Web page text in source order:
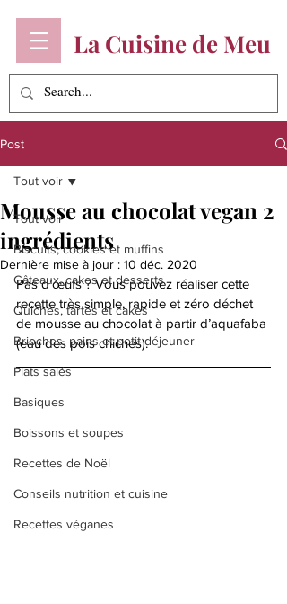
La Cuisine de Meu
Post
Tout voir
Biscuits, cookies et muffins
Gâteaux, cakes et desserts
Quiches, tartes et cakes
Brioches, pains et petit-déjeuner
Plats salés
Basiques
Boissons et soupes
Recettes de Noël
Conseils nutrition et cuisine
Recettes véganes
Tout voir
Mousse au chocolat vegan 2
ingrédients
Dernière mise à jour : 10 déc. 2020
Pas d’œufs ? Vous pouvez réaliser cette
recette très simple, rapide et zéro déchet
de mousse au chocolat à partir d’aquafaba
(eau des pois chiches).